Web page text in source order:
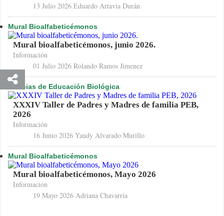
13 Julio 2026 Eduardo Artavia Durán
Mural Bioalfabeticémonos
Mural bioalfabeticémonos, junio 2026.
Información
01 Julio 2026 Rolando Ramos Jimenez
Noticias de Educación Biológica
XXXIV Taller de Padres y Madres de familia PEB,
2026
Información
16 Junio 2026 Yaudy Alvarado Murillo
Mural Bioalfabeticémonos
Mural bioalfabeticémonos, Mayo 2026
Información
19 Mayo 2026 Adriana Chavarría